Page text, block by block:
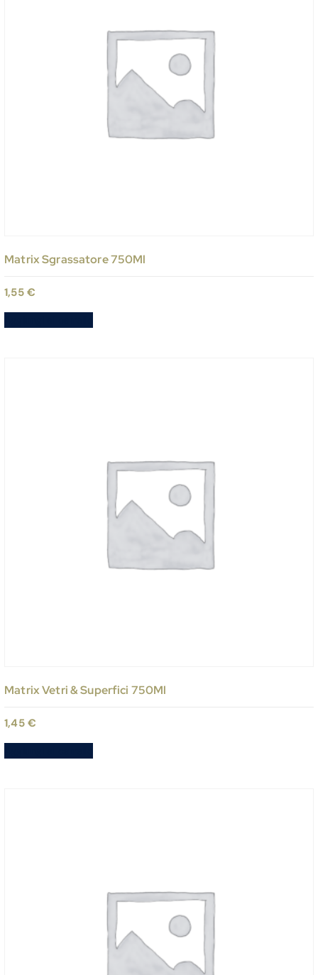
Matrix Sgrassatore 750Ml
1,55 €
Matrix Vetri & Superfici 750Ml
1,45 €